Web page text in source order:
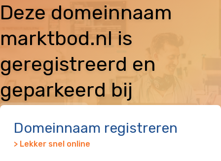
Deze domeinnaam
marktbod.nl is
geregistreerd en
geparkeerd bij
Domeinnaam registreren
> Lekker snel online